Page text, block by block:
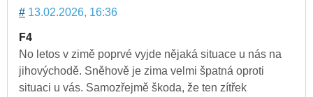
# 13.02.2026, 16:36
F4
No letos v zimě poprvé vyjde nějaká situace u nás na
jihovýchodě. Sněhově je zima velmi špatná oproti
situaci u vás. Samozřejmě škoda, že ten zítřek